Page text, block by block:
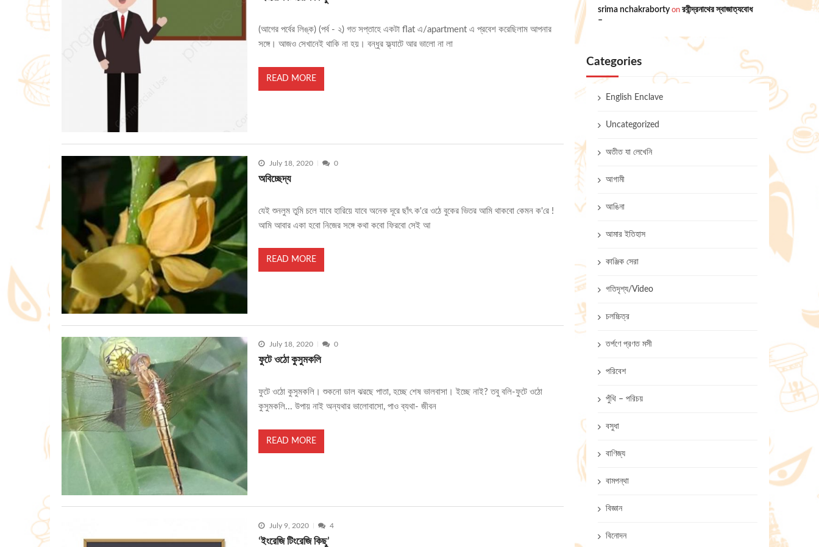
(আগের পর্বের লিঙ্ক) (পর্ব - ২) গত সপ্তাহে একটা flat এ/apartment এ প্রবেশ করেছিলাম আপনার
সঙ্গে। আজও সেখানেই থাকি না হয়। বন্ধুর ফ্ল্যাটে আর ভালো না লা
READ MORE
July 18, 2020 0
অবিচ্ছেদ্য
যেই শুনলুম তুমি চলে যাবে হারিয়ে যাবে অনেক দূরে ছাঁৎ ক'রে ওঠে বুকের ভিতর আমি থাকবো কেমন ক'রে !
আমি আবার একা হবো নিজের সঙ্গে কথা কবো ফিরবো সেই আ
READ MORE
July 18, 2020 0
ফুটে ওঠো কুসুমকলি
ফুটে ওঠো কুসুমকলি। শুকনো ডাল ঝরছে পাতা, হচ্ছে শেষ ভালবাসা। ইচ্ছে নাই? তবু বলি-ফুটে ওঠো
কুসুমকলি... উপায় নাই অন্যথার ভালোবাসো, পাও ব্যথা- জীবন
READ MORE
July 9, 2020 4
‘ইংরেজি টিংরেজি কিছু’
srima nchakrabortyon রবীন্দ্রনাথের স্বাজাত্যবোধ
–
Categories
English Enclave
Uncategorized
অতীত যা লেখেনি
আগামী
আঙিনা
আমার ইতিহাস
কাঞ্জিক সেরা
গতিদৃশ্য/Video
চলচ্চিত্র
তর্পণে প্রণত মসী
পরিবেশ
পুঁথি – পরিচয়
বসুধা
বাণিজ্য
বামপন্থা
বিজ্ঞান
বিনোদন